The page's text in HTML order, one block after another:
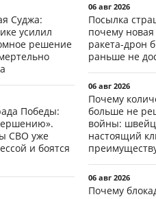
Суджа:
усилил
решение
Победы:
СВО уже
и боятся
06 авг 2026
Посылка
почему новая
ракета-дрон
раньше не
06 авг 2026
Почему
больше не
войны:
настоящий
06 авг 2026
Почему